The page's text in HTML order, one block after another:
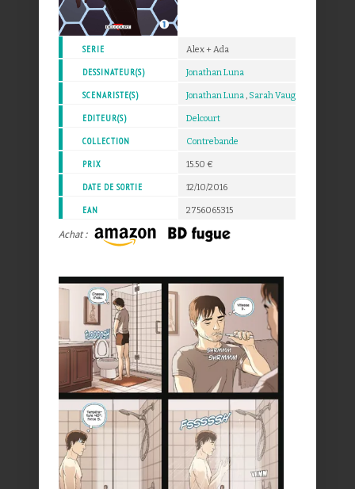
SERIE Alex + Ada
DESSINATEUR(S) Jonathan Luna
SCENARISTE(S) Jonathan Luna , Sarah Vaughn
EDITEUR(S) Delcourt
COLLECTION Contrebande
PRIX 15.50 €
DATE DE SORTIE 12/10/2016
EAN 2756065315
Achat :